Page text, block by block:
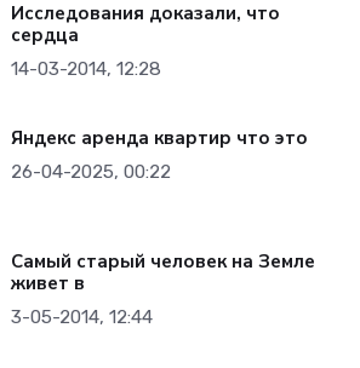
Исследования доказали, что
сердца
14-03-2014, 12:28
Яндекс аренда квартир что это
26-04-2025, 00:22
Самый старый человек на Земле
живет в
3-05-2014, 12:44